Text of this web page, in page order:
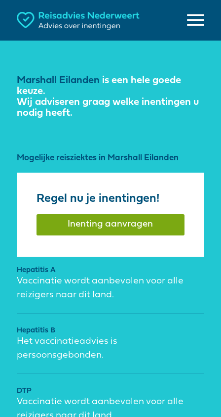
Marshall Eilanden is een hele goede
keuze.
Wij adviseren graag welke inentingen u
nodig heeft.
Mogelijke reisziektes in Marshall Eilanden
Regel nu je inentingen!
Inenting aanvragen
Hepatitis A
Vaccinatie wordt aanbevolen voor alle
reizigers naar dit land.
Hepatitis B
Het vaccinatieadvies is
persoonsgebonden.
DTP
Vaccinatie wordt aanbevolen voor alle